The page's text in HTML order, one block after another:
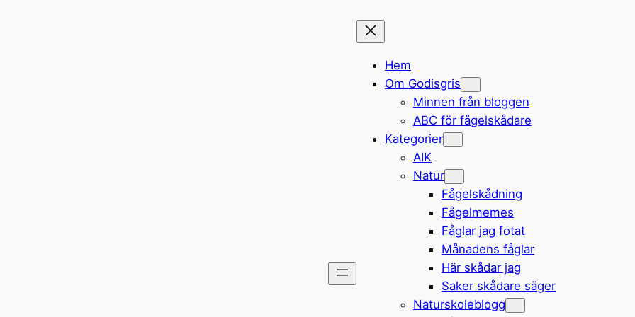
Hem
Om Godisgris
Minnen från bloggen
ABC för fågelskådare
Kategorier
AIK
Natur
Fågelskådning
Fågelmemes
Fåglar jag fotat
Månadens fåglar
Här skådar jag
Saker skådare säger
Naturskoleblogg